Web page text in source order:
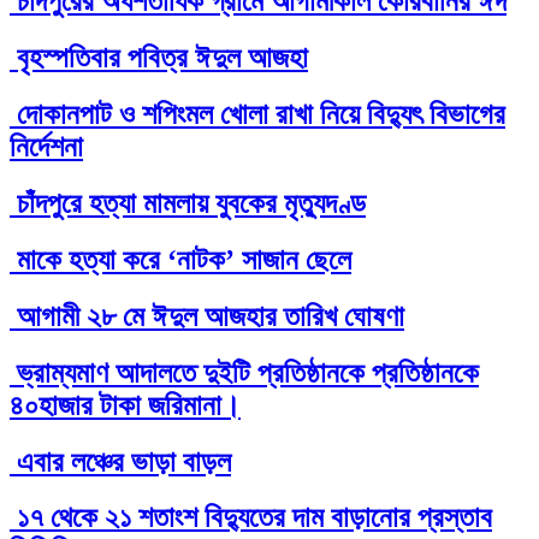
বৃহস্পতিবার পবিত্র ঈদুল আজহা
দোকানপাট ও শপিংমল খোলা রাখা নিয়ে বিদ্যুৎ বিভাগের
নির্দেশনা
চাঁদপুরে হত্যা মামলায় যুবকের মৃত্যুদণ্ড
মাকে হত্যা করে ‘নাটক’ সাজান ছেলে
আগামী ২৮ মে ঈদুল আজহার তারিখ ঘোষণা
ভ্রাম্যমাণ আদালতে দুইটি প্রতিষ্ঠানকে প্রতিষ্ঠানকে
৪০হাজার টাকা জরিমানা।
এবার লঞ্চের ভাড়া বাড়ল
১৭ থেকে ২১ শতাংশ বিদ্যুতের দাম বাড়ানোর প্রস্তাব